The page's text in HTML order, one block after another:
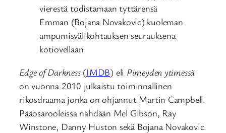
vierestä todistamaan tyttärensä
Emman (Bojana Novakovic) kuoleman
ampumisvälikohtauksen seurauksena
kotiovellaan
Edge of Darkness(IMDB) eli Pimeyden ytimessä
on vuonna 2010 julkaistu toiminnallinen
rikosdraama jonka on ohjannut Martin Campbell.
Pääosarooleissa nähdään Mel Gibson, Ray
Winstone, Danny Huston sekä Bojana Novakovic.